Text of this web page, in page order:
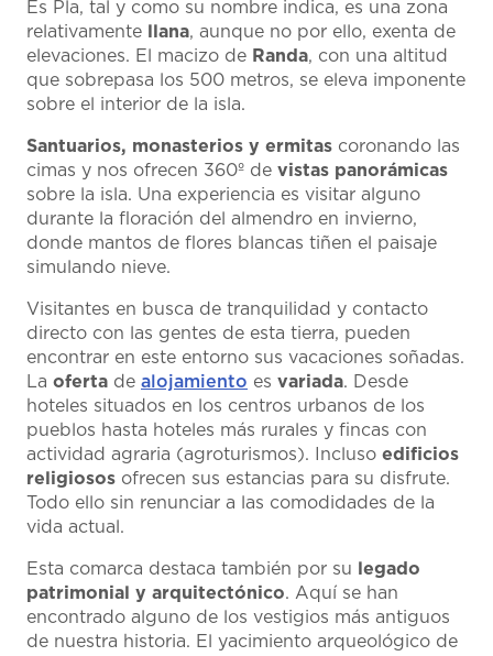
Es Pla, tal y como su nombre indica, es una zona
relativamente
llana, aunque no por ello, exenta de
elevaciones. El macizo de Randa, con una altitud
que sobrepasa los 500 metros, se eleva imponente
sobre el interior de la isla.
Santuarios, monasterios y ermitas coronando las
cimas y nos ofrecen 360º de vistas panorámicas
sobre la isla. Una experiencia es visitar alguno
durante la floración del almendro en invierno,
donde mantos de flores blancas tiñen el paisaje
simulando nieve.
Visitantes en busca de tranquilidad y contacto
directo con las gentes de esta tierra, pueden
encontrar en este entorno sus vacaciones soñadas.
La oferta de alojamiento es variada. Desde
hoteles situados en los centros urbanos de los
pueblos hasta hoteles más rurales y fincas con
actividad agraria (agroturismos). Incluso edificios
religiosos ofrecen sus estancias para su disfrute.
Todo ello sin renunciar a las comodidades de la
vida actual.
Esta comarca destaca también por su
legado
patrimonial y arquitectónico. Aquí se han
encontrado alguno de los vestigios más antiguos
de nuestra historia. El yacimiento arqueológico de